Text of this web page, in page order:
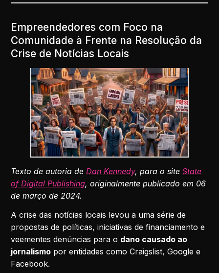
Empreendedores com Foco na
Comunidade à Frente na Resolução da
Crise de Notícias Locais
Texto de autoria de Dan Kennedy, para o siteState
of Digital Publishing, originalmente publicado em 06
de março de 2024.
A crise das notícias locais levou a uma série de
propostas de políticas, iniciativas de financiamento e
veementes denúncias para o dano causado ao
jornalismo por entidades como Craigslist, Google e
Facebook.